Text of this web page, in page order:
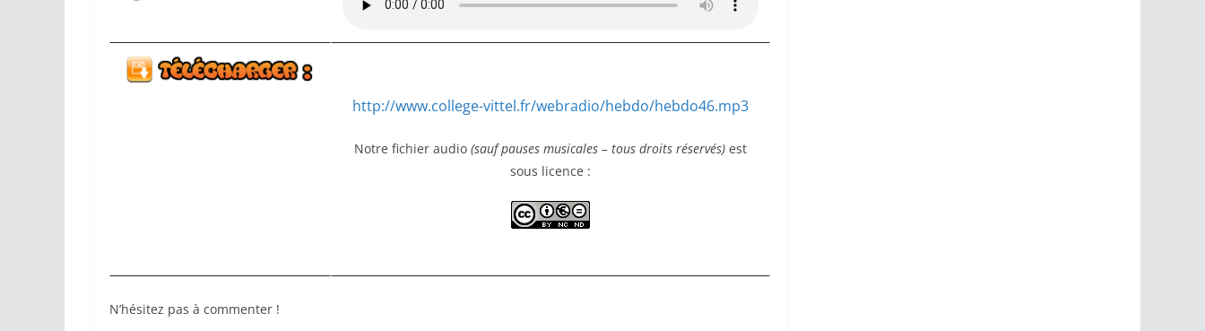
http://www.college-vittel.fr/webradio/hebdo/hebdo46.mp3
Notre fichier audio (sauf pauses musicales – tous droits réservés) est
sous licence :
N’hésitez pas à commenter !